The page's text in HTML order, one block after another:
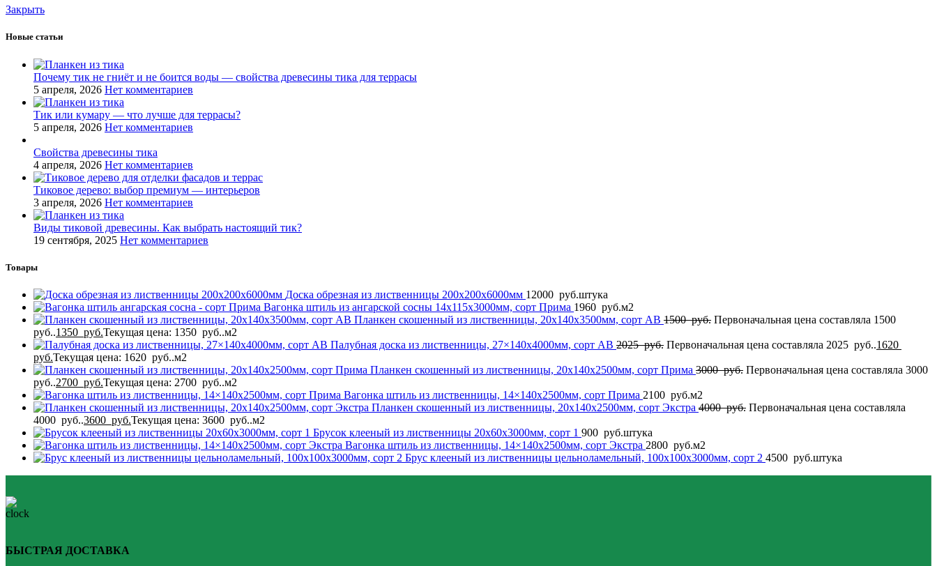
Закрыть
Новые статьи
Почему тик не гниёт и не боится воды — свойства древесины тика для террасы
5 апреля, 2026 Нет комментариев
Тик или кумару — что лучше для террасы?
5 апреля, 2026 Нет комментариев
Свойства древесины тика
4 апреля, 2026 Нет комментариев
Тиковое дерево: выбор премиум — интерьеров
3 апреля, 2026 Нет комментариев
Виды тиковой древесины. Как выбрать настоящий тик?
19 сентября, 2025 Нет комментариев
Товары
Доска обрезная из лиственницы 200x200x6000мм 12000 руб.штука
Вагонка штиль из ангарской сосны 14x115x3000мм, сорт Прима 1960 руб.м2
Планкен скошенный из лиственницы, 20x140x3500мм, сорт AB 1500руб. Первоначальная цена составляла 1500
руб..1350 руб.Текущая цена: 1350 руб..м2
Палубная доска из лиственницы, 27×140x4000мм, сорт AB 2025руб. Первоначальная цена составляла 2025 руб..1620
руб.Текущая цена: 1620 руб..м2
Планкен скошенный из лиственницы, 20x140x2500мм, сорт Прима 3000руб. Первоначальная цена составляла 3000
руб..2700 руб.Текущая цена: 2700 руб..м2
Вагонка штиль из лиственницы, 14×140x2500мм, сорт Прима 2100 руб.м2
Планкен скошенный из лиственницы, 20x140x2500мм, сорт Экстра 4000руб. Первоначальная цена составляла
4000 руб..3600 руб.Текущая цена: 3600 руб..м2
Брусок клееный из лиственницы 20x60x3000мм, сорт 1 900 руб.штука
Вагонка штиль из лиственницы, 14×140x2500мм, сорт Экстра 2800 руб.м2
Брус клееный из лиственницы цельноламельный, 100x100x3000мм, сорт 2 4500 руб.штука
БЫСТРАЯ ДОСТАВКА